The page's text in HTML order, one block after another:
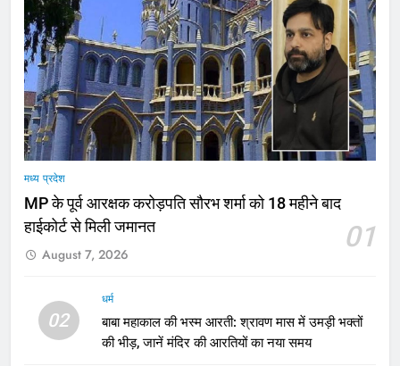
मध्य प्रदेश
MP के पूर्व आरक्षक करोड़पति सौरभ शर्मा को 18 महीने बाद
हाईकोर्ट से मिली जमानत
01
August 7, 2026
02
धर्म
बाबा महाकाल की भस्म आरती: श्रावण मास में उमड़ी भक्तों
की भीड़, जानें मंदिर की आरतियों का नया समय